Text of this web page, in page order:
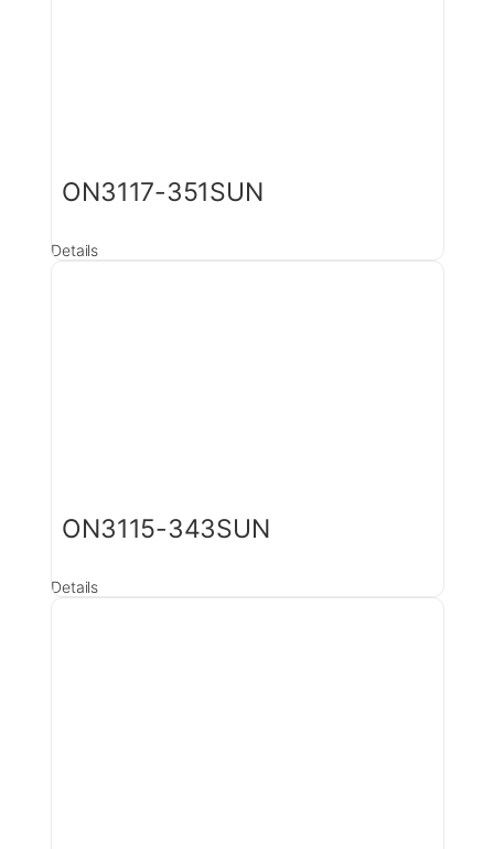
ON3117-351SUN
Details
ON3115-343SUN
Details